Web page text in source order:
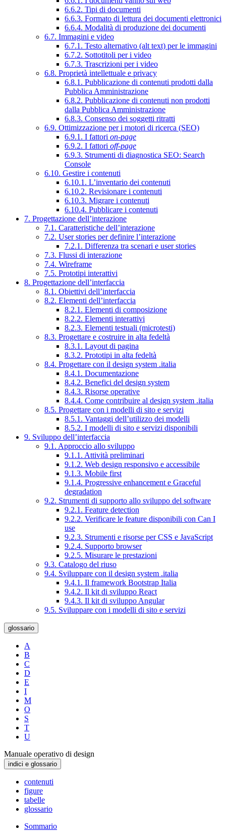
6.6.2. Tipi di documenti
6.6.3. Formato di lettura dei documenti elettronici
6.6.4. Modalità di produzione dei documenti
6.7. Immagini e video
6.7.1. Testo alternativo (alt text) per le immagini
6.7.2. Sottotitoli per i video
6.7.3. Trascrizioni per i video
6.8. Proprietà intellettuale e privacy
6.8.1. Pubblicazione di contenuti prodotti dalla
Pubblica Amministrazione
6.8.2. Pubblicazione di contenuti non prodotti
dalla Pubblica Amministrazione
6.8.3. Consenso dei soggetti ritratti
6.9. Ottimizzazione per i motori di ricerca (SEO)
6.9.1. I fattori on-page
6.9.2. I fattori off-page
6.9.3. Strumenti di diagnostica SEO: Search
Console
6.10. Gestire i contenuti
6.10.1. L’inventario dei contenuti
6.10.2. Revisionare i contenuti
6.10.3. Migrare i contenuti
6.10.4. Pubblicare i contenuti
7. Progettazione dell’interazione
7.1. Caratteristiche dell’interazione
7.2. User stories per definire l’interazione
7.2.1. Differenza tra scenari e user stories
7.3. Flussi di interazione
7.4. Wireframe
7.5. Prototipi interattivi
8. Progettazione dell’interfaccia
8.1. Obiettivi dell’interfaccia
8.2. Elementi dell’interfaccia
8.2.1. Elementi di composizione
8.2.2. Elementi interattivi
8.2.3. Elementi testuali (microtesti)
8.3. Progettare e costruire in alta fedeltà
8.3.1. Layout di pagina
8.3.2. Prototipi in alta fedeltà
8.4. Progettare con il design system .italia
8.4.1. Documentazione
8.4.2. Benefici del design system
8.4.3. Risorse operative
8.4.4. Come contribuire al design system .italia
8.5. Progettare con i modelli di sito e servizi
8.5.1. Vantaggi dell’utilizzo dei modelli
8.5.2. I modelli di sito e servizi disponibili
9. Sviluppo dell’interfaccia
9.1. Approccio allo sviluppo
9.1.1. Attività preliminari
9.1.2. Web design responsivo e accessibile
9.1.3. Mobile first
9.1.4. Progressive enhancement e Graceful
degradation
9.2. Strumenti di supporto allo sviluppo del software
9.2.1. Feature detection
9.2.2. Verificare le feature disponibili con Can I
use
9.2.3. Strumenti e risorse per CSS e JavaScript
9.2.4. Supporto browser
9.2.5. Misurare le prestazioni
9.3. Catalogo del riuso
9.4. Sviluppare con il design system .italia
9.4.1. Il framework Bootstrap Italia
9.4.2. Il kit di sviluppo React
9.4.3. Il kit di sviluppo Angular
9.5. Sviluppare con i modelli di sito e servizi
glossario
A
B
C
D
E
I
M
O
S
T
U
Manuale operativo di design
indici e glossario
contenuti
figure
tabelle
glossario
Sommario